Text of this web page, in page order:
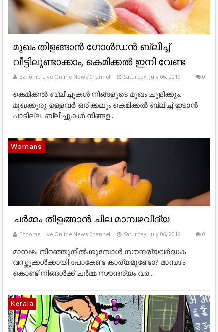
മുഖം തിളങ്ങാന്‍ ഗോള്‍ഡന്‍ ബ്ലീച്ച്
വീട്ടിലുണ്ടാക്കാം, കെമിക്കല്‍ ഇനി വേണ്ട
Ezhome Live Online News Channel Saturday, July 06, 2019 0
കെമിക്കല്‍ ബ്ലീച്ചുകള്‍ നിങ്ങളുടെ മുഖം ചുളിക്കും.
മുഖക്കുരു ഉള്ളവര്‍ ഒരിക്കലും കെമിക്കല്‍ ബ്ലീച്ച് ഇടാന്‍
പാടില്ല. ബ്ലീച്ചുകള്‍ നിങ്ങള...
Womans
ചര്‍മ്മം തിളങ്ങാന്‍ ചില മാമ്പഴവിദ്യ
Ezhome Live Online News Channel Saturday, July 06, 2019 0
മാമ്പഴം നിറഞ്ഞുനില്‍ക്കുമ്പോള്‍ സൗന്ദര്യവര്‍ദ്ധക
വസ്തുക്കള്‍ക്കായി പോകേണ്ട കാര്യമുണ്ടോ? മാമ്പഴം
കൊണ്ട് നിങ്ങള്‍ക്ക് ചര്‍മ്മ സൗന്ദര്യം വര...
Kerala